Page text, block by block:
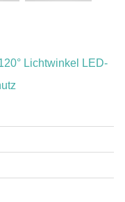
Lichtwinkel LED-